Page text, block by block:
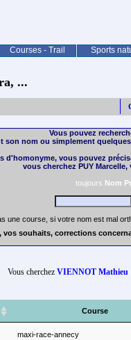
Courses - Trail Sports
...
Vous pouvez
son nom ou simplement
d'homonyme, vous pouvez
vous cherchez PUY
toujours Nom
une course, si votre nom est mal
vos souhaits, corrections
Vous cherchez VIENNOT Mathieu
Course
maxi-race-annecy